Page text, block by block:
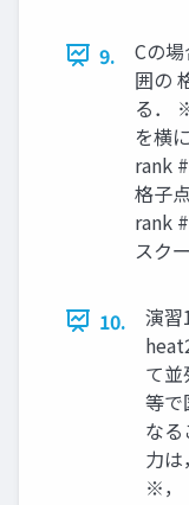
9.
Cの
囲の
る．
を横
rank
格子
rank
スク
10.
演
て
等で
な
力
※，